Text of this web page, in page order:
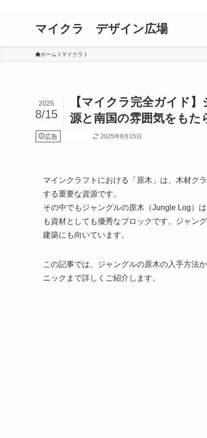
マイクラ デザイン広場
ホーム マイクラ
【マイクラ完全ガイド
源と南国の雰囲気をもた
2025
8/15
広告 2025年8月15日
マインクラフトにおける「原木」は、木材ク
する重要な資源です。
その中でもジャングルの原木（Jungle Log）
も資材としても優秀なブロックです。ジャン
建築にも向いています。
この記事では、ジャングルの原木の入手方法
ニックまで詳しくご紹介します。